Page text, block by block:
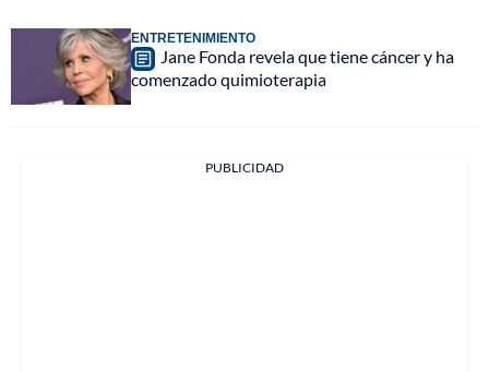
ENTRETENIMIENTO
Jane Fonda revela que tiene cáncer y ha
comenzado quimioterapia
PUBLICIDAD